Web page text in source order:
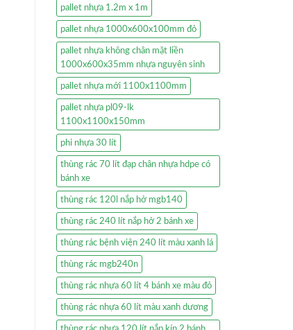
pallet nhựa 1.2m x 1m
pallet nhựa 1000x600x100mm đỏ
pallet nhựa không chân mặt liền
1000x600x35mm nhựa nguyên sinh
pallet nhựa mới 1100x1100mm
pallet nhựa pl09-lk
1100x1100x150mm
phi nhựa 30 lít
thùng rác 70 lít đạp chân nhựa hdpe có
bánh xe
thùng rác 120l nắp hở mgb140
thùng rác 240 lít nắp hở 2 bánh xe
thùng rác bệnh viện 240 lít màu xanh lá
thùng rác mgb240n
thùng rác nhựa 60 lít 4 bánh xe màu đỏ
thùng rác nhựa 60 lít màu xanh dương